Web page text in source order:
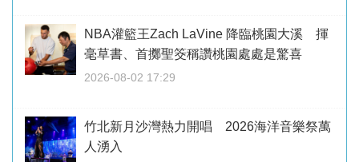
NBA灌籃王Zach LaVine 降臨桃園大溪 揮
毫草書、首擲聖筊稱讚桃園處處是驚喜
2026-08-02 17:29
竹北新月沙灣熱力開唱 2026海洋音樂祭萬
人湧入